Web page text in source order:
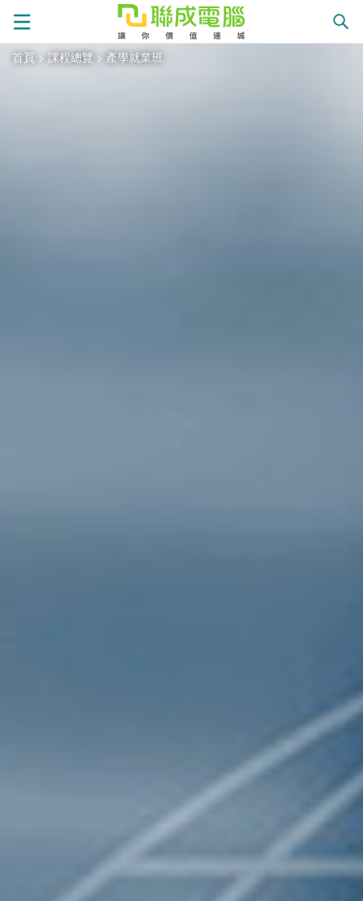
首頁 > 課程總覽 >產學就業班